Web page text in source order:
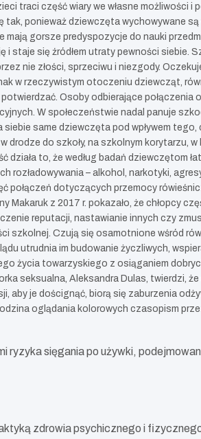
traci część wiary we własne możliwości
ponieważ dziewczęta wychowywane są
gorsze predyspozycje do nauki
staje się źródłem utraty pewności siebie.
nie złości, sprzeciwu i niezgody.
w rzeczywistym otoczeniu dziewcząt,
Osoby odbierające
W społeczeństwie nadal panuje
same dziewczęta pod wpływem
do szkoły, na szkolnym korytarzu,
to, że według badań dziewczętom
rozładowywania – alkohol, narkotyki,
dotyczących przemocy
Makaruk z 2017 r. pokazało, że chłopcy
reputacji, nastawianie innych czy
Czują się osamotnione wśród
utrudnia im budowanie życzliwych,
towarzyskiego z osiąganiem
seksualna, Aleksandra Dulas, twierdzi,
je doścignąć, biorą się zaburzenia
oglądania kolorowych czasopism
sięgania po używki,
zdrowia psychicznego i